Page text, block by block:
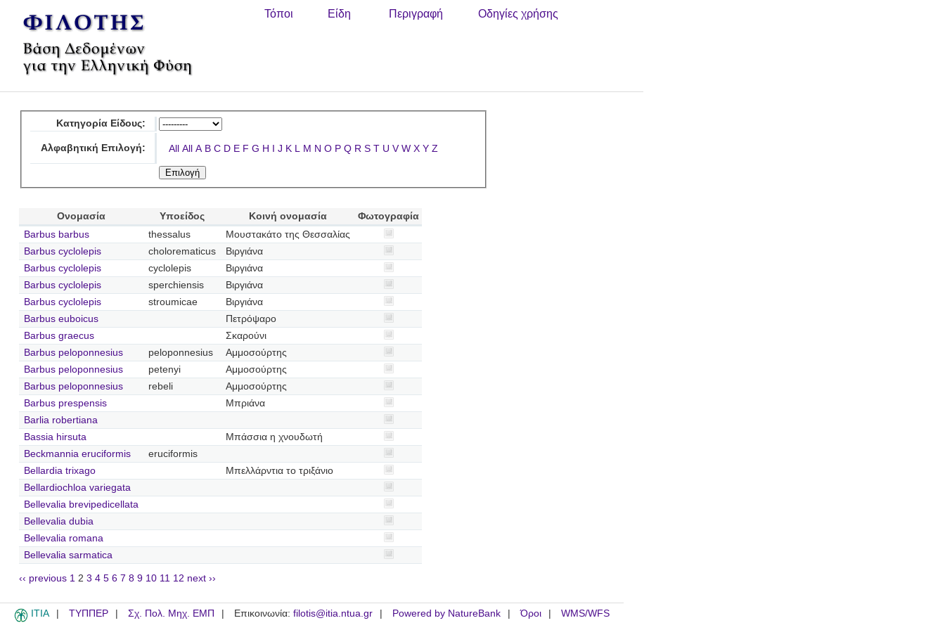
Τόποι Είδη Περιγραφή Οδηγίες χρήσης
Κατηγορία Είδους:
Αλφαβητική Επιλογή: All All A B C D E F G H I J K L M N O P Q R S T U V W X Y Z
Ονομασία Υποείδος Κοινή ονομασία
Φωτογραφία
Barbus barbus
thessalus
Μουστακάτο της Θεσσαλίας
Barbus cyclolepis
cholorematicus
Βιργιάνα
Barbus cyclolepis
cyclolepis
Βιργιάνα
Barbus cyclolepis
sperchiensis
Βιργιάνα
Barbus cyclolepis
stroumicae
Βιργιάνα
Barbus euboicus
Πετρόψαρο
Barbus graecus
Σκαρούνι
Barbus peloponnesius
peloponnesius
Αμμοσούρτης
Barbus peloponnesius
petenyi
Αμμοσούρτης
Barbus peloponnesius
rebeli
Αμμοσούρτης
Barbus prespensis
Μπριάνα
Barlia robertiana
Bassia hirsuta
Μπάσσια η χνουδωτή
Beckmannia eruciformis
eruciformis
Bellardia trixago
Μπελλάρντια το τριξάνιο
Bellardiochloa variegata
Bellevalia brevipedicellata
Bellevalia dubia
Bellevalia romana
Bellevalia sarmatica
‹‹ previous 1 2 3 4 5 6 7 8 9 10 11 12 next ››
ITIA ΤΥΠΠΕΡ Σχ. Πολ. Μηχ. ΕΜΠ Επικοινωνία: filotis@itia.ntua.gr Powered by NatureBank Όροι WMS/WFS